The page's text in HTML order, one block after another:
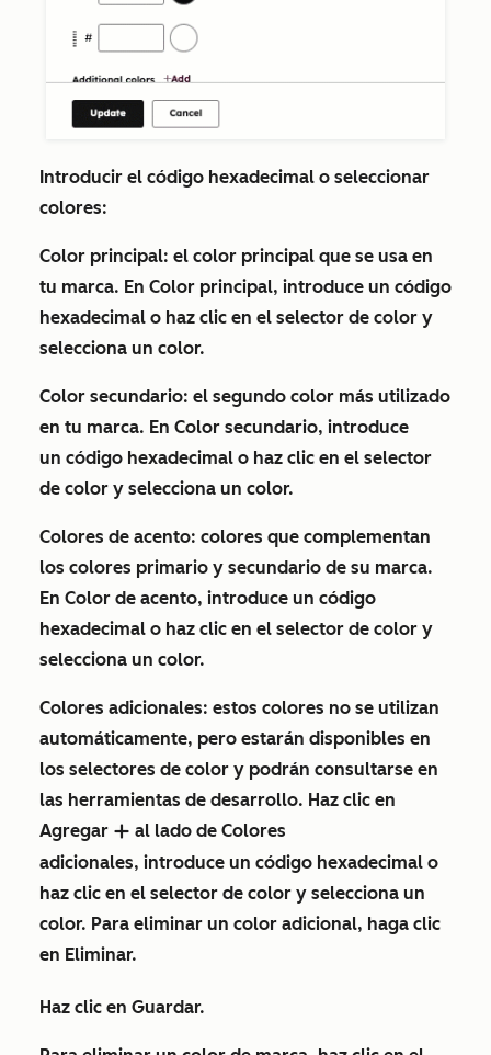
Introducir el código hexadecimal o seleccionar
colores:
Color principal: el color principal que se usa en
tu marca. En Color principal, introduce un código
hexadecimal o haz clic en el selector de color y
selecciona un color.
Color secundario: el segundo color más utilizado
en tu marca. En Color secundario, introduce
un código hexadecimal o haz clic en el selector
de color y selecciona un color.
Colores de acento: colores que complementan
los colores primario y secundario de su marca.
En Color de acento, introduce un código
hexadecimal o haz clic en el selector de color y
selecciona un color.
Colores adicionales: estos colores no se utilizan
automáticamente, pero estarán disponibles en
los selectores de color y podrán consultarse en
las herramientas de desarrollo. Haz clic en
Agregar add al lado de Colores
adicionales, introduce un código hexadecimal o
haz clic en el selector de color y selecciona un
color. Para eliminar un color adicional, haga clic
en Eliminar.
Haz clic en Guardar.